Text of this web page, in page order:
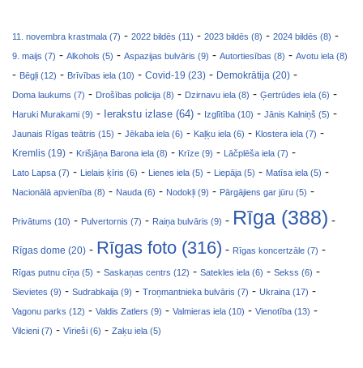
11. novembra krastmala (7) - 2022 bildēs (11) - 2023 bildēs (8) - 2024 bildēs (8) -
9. maijs (7) - Alkohols (5) - Aspazijas bulvāris (9) - Autortiesības (8) - Avotu iela (8)
- Bēgļi (12) - Brīvības iela (10) - Covid-19 (23) - Demokrātija (20) -
Doma laukums (7) - Drošības policija (8) - Dzirnavu iela (8) - Ģertrūdes iela (6) -
Haruki Murakami (9) - Ierakstu izlase (64) - Izglītība (10) - Jānis Kalniņš (5) -
Jaunais Rīgas teātris (15) - Jēkaba iela (6) - Kaļķu iela (6) - Klostera iela (7) -
Kremlis (19) - Krišjāņa Barona iela (8) - Krīze (9) - Lāčplēša iela (7) -
Lato Lapsa (7) - Lielais ķīris (6) - Lienes iela (5) - Liepāja (5) - Matīsa iela (5) -
Nacionālā apvienība (8) - Nauda (6) - Nodokļi (9) - Pārgājiens gar jūru (5) -
Privātums (10) - Pulvertornis (7) - Raiņa bulvāris (9) - Rīga (388) -
Rīgas dome (20) - Rīgas foto (316) - Rīgas koncertzāle (7) -
Rīgas putnu cīņa (5) - Saskaņas centrs (12) - Satekles iela (6) - Sekss (6) -
Sievietes (9) - Sudrabkaija (9) - Troņmantnieka bulvāris (7) - Ukraina (17) -
Vagonu parks (12) - Valdis Zatlers (9) - Valmieras iela (10) - Vienotība (13) -
Vilcieni (7) - Vīrieši (6) - Zaķu iela (5)